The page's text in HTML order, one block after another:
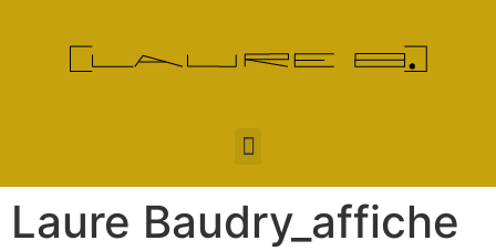
Laure Baudry_affiche